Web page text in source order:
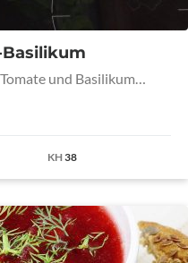
und Basilikum…
KH38